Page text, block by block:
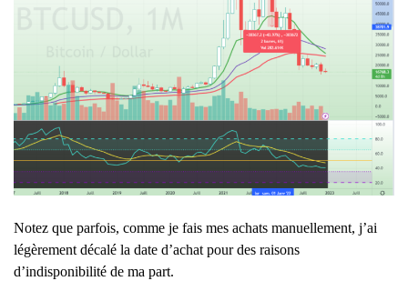
Notez que parfois, comme je fais mes achats manuellement, j’ai
légèrement décalé la date d’achat pour des raisons
d’indisponibilité de ma part.